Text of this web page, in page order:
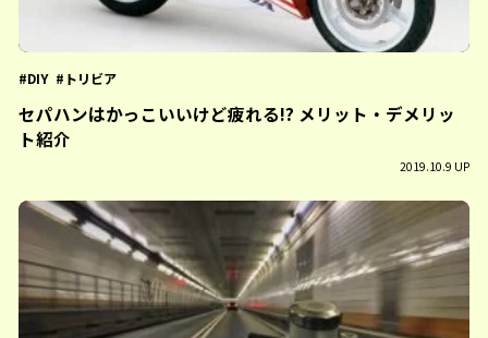
DIY トリビア
セパハンはかっこいいけど疲れる!? メリット・デメリッ
ト紹介
2019.10.9 UP